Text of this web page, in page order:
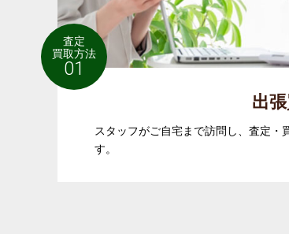
査定
買取方法
01
出
スタッフがご自宅まで訪問し、査定・
す。